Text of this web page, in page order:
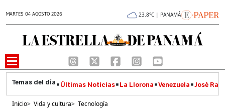
MARTES 04 AGOSTO 2026 23.8°C | PANAMÁ
Últimas Noticias La Llorona Venezuela José
Inicio> Vida y cultura> Tecnología